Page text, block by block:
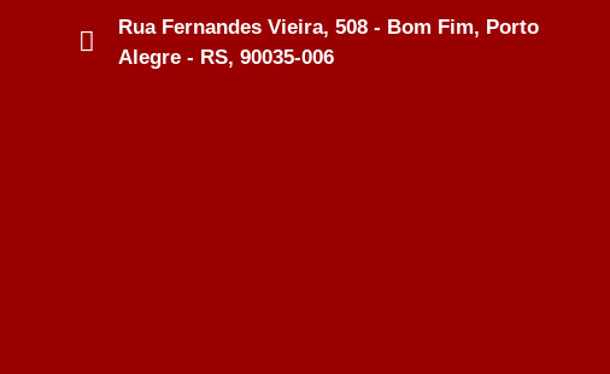
Rua Fernandes Vieira, 508 - Bom Fim, Porto
Alegre - RS, 90035-006